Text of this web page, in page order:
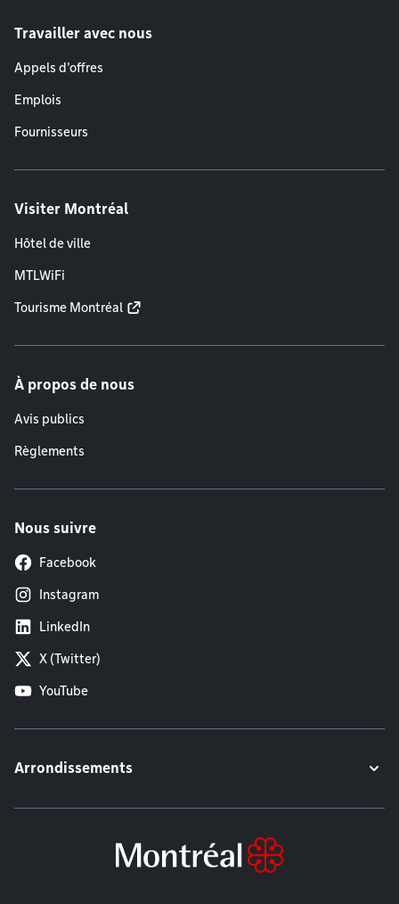
Travailler avec nous
Appels d'offres
Emplois
Fournisseurs
Visiter Montréal
Hôtel de ville
MTLWiFi
Tourisme Montréal
À propos de nous
Avis publics
Règlements
Nous suivre
Facebook
Instagram
LinkedIn
X (Twitter)
YouTube
Arrondissements